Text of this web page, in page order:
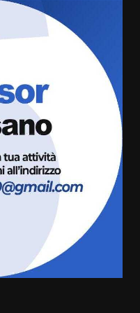
con Uccio De
e Mobilità
gli studenti
bando “La strada
Musica di
nuovo
con “Fasano in
“Uniti per una
di
per i cittadini